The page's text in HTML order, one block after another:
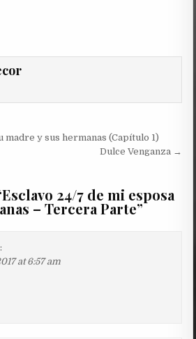
madre y sus hermanas (Capítulo 1)
Dulce Venganza →
Esclavo 24/7 de mi esposa
– Tercera Parte”
at 6:57 am